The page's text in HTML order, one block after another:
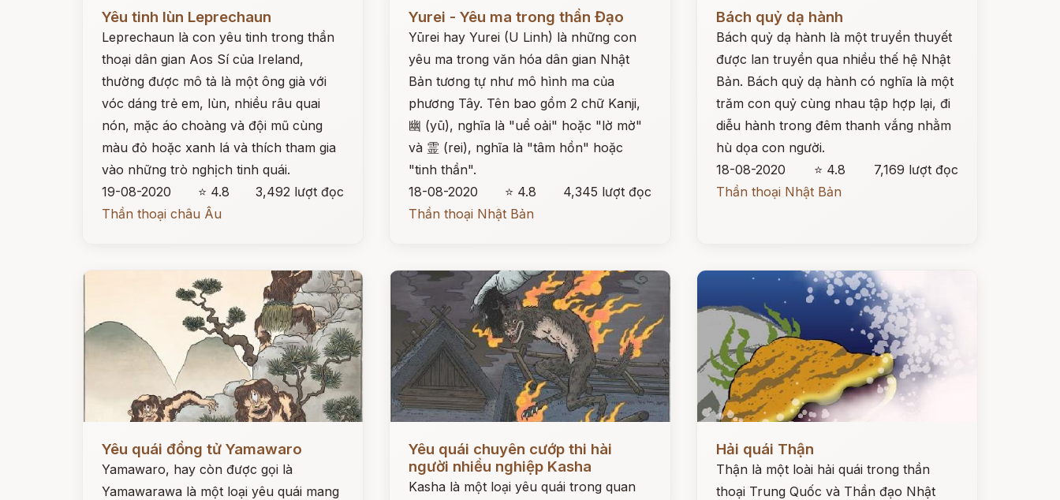
Yêu tinh lùn Leprechaun
Leprechaun là con yêu tinh trong thần
thoại dân gian Aos Sí của Ireland,
thường được mô tả là một ông già với
vóc dáng trẻ em, lùn, nhiều râu quai
nón, mặc áo choàng và đội mũ cùng
màu đỏ hoặc xanh lá và thích tham gia
vào những trò nghịch tinh quái.
19-08-2020
⭐ 4.8
3,492 lượt đọc
Thần thoại châu Âu
Yurei - Yêu ma trong thần Đạo
Yūrei hay Yurei (U Linh) là những con
yêu ma trong văn hóa dân gian Nhật
Bản tương tự như mô hình ma của
phương Tây. Tên bao gồm 2 chữ Kanji,
幽 (yū), nghĩa là "uể oải" hoặc "lờ mờ"
và 霊 (rei), nghĩa là "tâm hồn" hoặc
"tinh thần".
18-08-2020
⭐ 4.8
4,345 lượt đọc
Thần thoại Nhật Bản
Bách quỷ dạ hành
Bách quỷ dạ hành là một truyền thuyết
được lan truyền qua nhiều thế hệ Nhật
Bản. Bách quỷ dạ hành có nghĩa là một
trăm con quỷ cùng nhau tập hợp lại, đi
diễu hành trong đêm thanh vắng nhằm
hù dọa con người.
18-08-2020
⭐ 4.8
7,169 lượt đọc
Thần thoại Nhật Bản
Yêu quái đồng tử Yamawaro
Yamawaro, hay còn được gọi là
Yamawarawa là một loại yêu quái mang
Yêu quái chuyên cướp thi hài
người nhiều nghiệp Kasha
Kasha là một loại yêu quái trong quan
Hải quái Thận
Thận là một loài hải quái trong thần
thoại Trung Quốc và Thần đạo Nhật